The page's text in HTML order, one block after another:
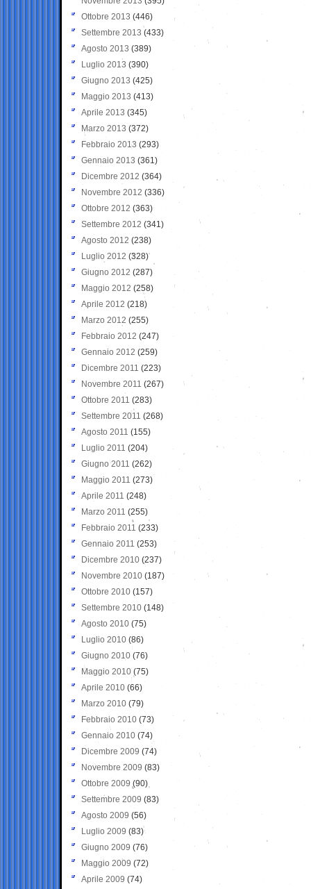
Ottobre 2013 (446)
Settembre 2013 (433)
Agosto 2013 (389)
Luglio 2013 (390)
Giugno 2013 (425)
Maggio 2013 (413)
Aprile 2013 (345)
Marzo 2013 (372)
Febbraio 2013 (293)
Gennaio 2013 (361)
Dicembre 2012 (364)
Novembre 2012 (336)
Ottobre 2012 (363)
Settembre 2012 (341)
Agosto 2012 (238)
Luglio 2012 (328)
Giugno 2012 (287)
Maggio 2012 (258)
Aprile 2012 (218)
Marzo 2012 (255)
Febbraio 2012 (247)
Gennaio 2012 (259)
Dicembre 2011 (223)
Novembre 2011 (267)
Ottobre 2011 (283)
Settembre 2011 (268)
Agosto 2011 (155)
Luglio 2011 (204)
Giugno 2011 (262)
Maggio 2011 (273)
Aprile 2011 (248)
Marzo 2011 (255)
Febbraio 2011 (233)
Gennaio 2011 (253)
Dicembre 2010 (237)
Novembre 2010 (187)
Ottobre 2010 (157)
Settembre 2010 (148)
Agosto 2010 (75)
Luglio 2010 (86)
Giugno 2010 (76)
Maggio 2010 (75)
Aprile 2010 (66)
Marzo 2010 (79)
Febbraio 2010 (73)
Gennaio 2010 (74)
Dicembre 2009 (74)
Novembre 2009 (83)
Ottobre 2009 (90)
Settembre 2009 (83)
Agosto 2009 (56)
Luglio 2009 (83)
Giugno 2009 (76)
Maggio 2009 (72)
Aprile 2009 (74)